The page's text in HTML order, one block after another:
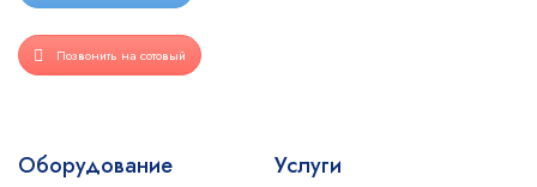
Позвонить на сотовый
Оборудование Услуги